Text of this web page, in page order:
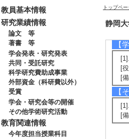
教員基本情報
研究業績情報
論文 等
著書 等
学会発表・研究発表
共同・受託研究
科学研究費助成事業
外部資金（科研費以外）
受賞
学会・研究会等の開催
その他学術研究活動
教育関連情報
今年度担当授業科目
トップペー
静岡
【
【
[
[
【
[